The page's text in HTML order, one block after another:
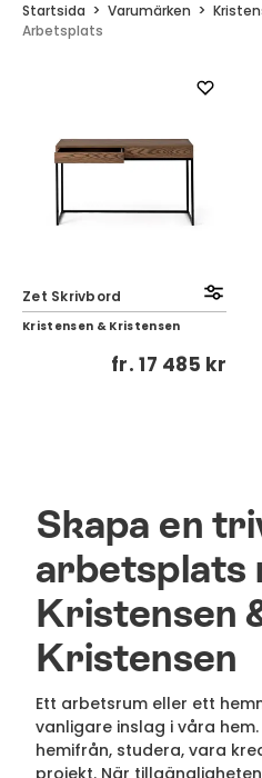
Startsida Varumärken
Arbetsplats
Zet Skrivbord
Kristensen & Kristensen
fr.17 485 kr
Skapa en
arbetsplats
Kristensen
Kristensen
Ett arbetsrum eller ett
vanligare inslag i våra
hemifrån, studera, vara